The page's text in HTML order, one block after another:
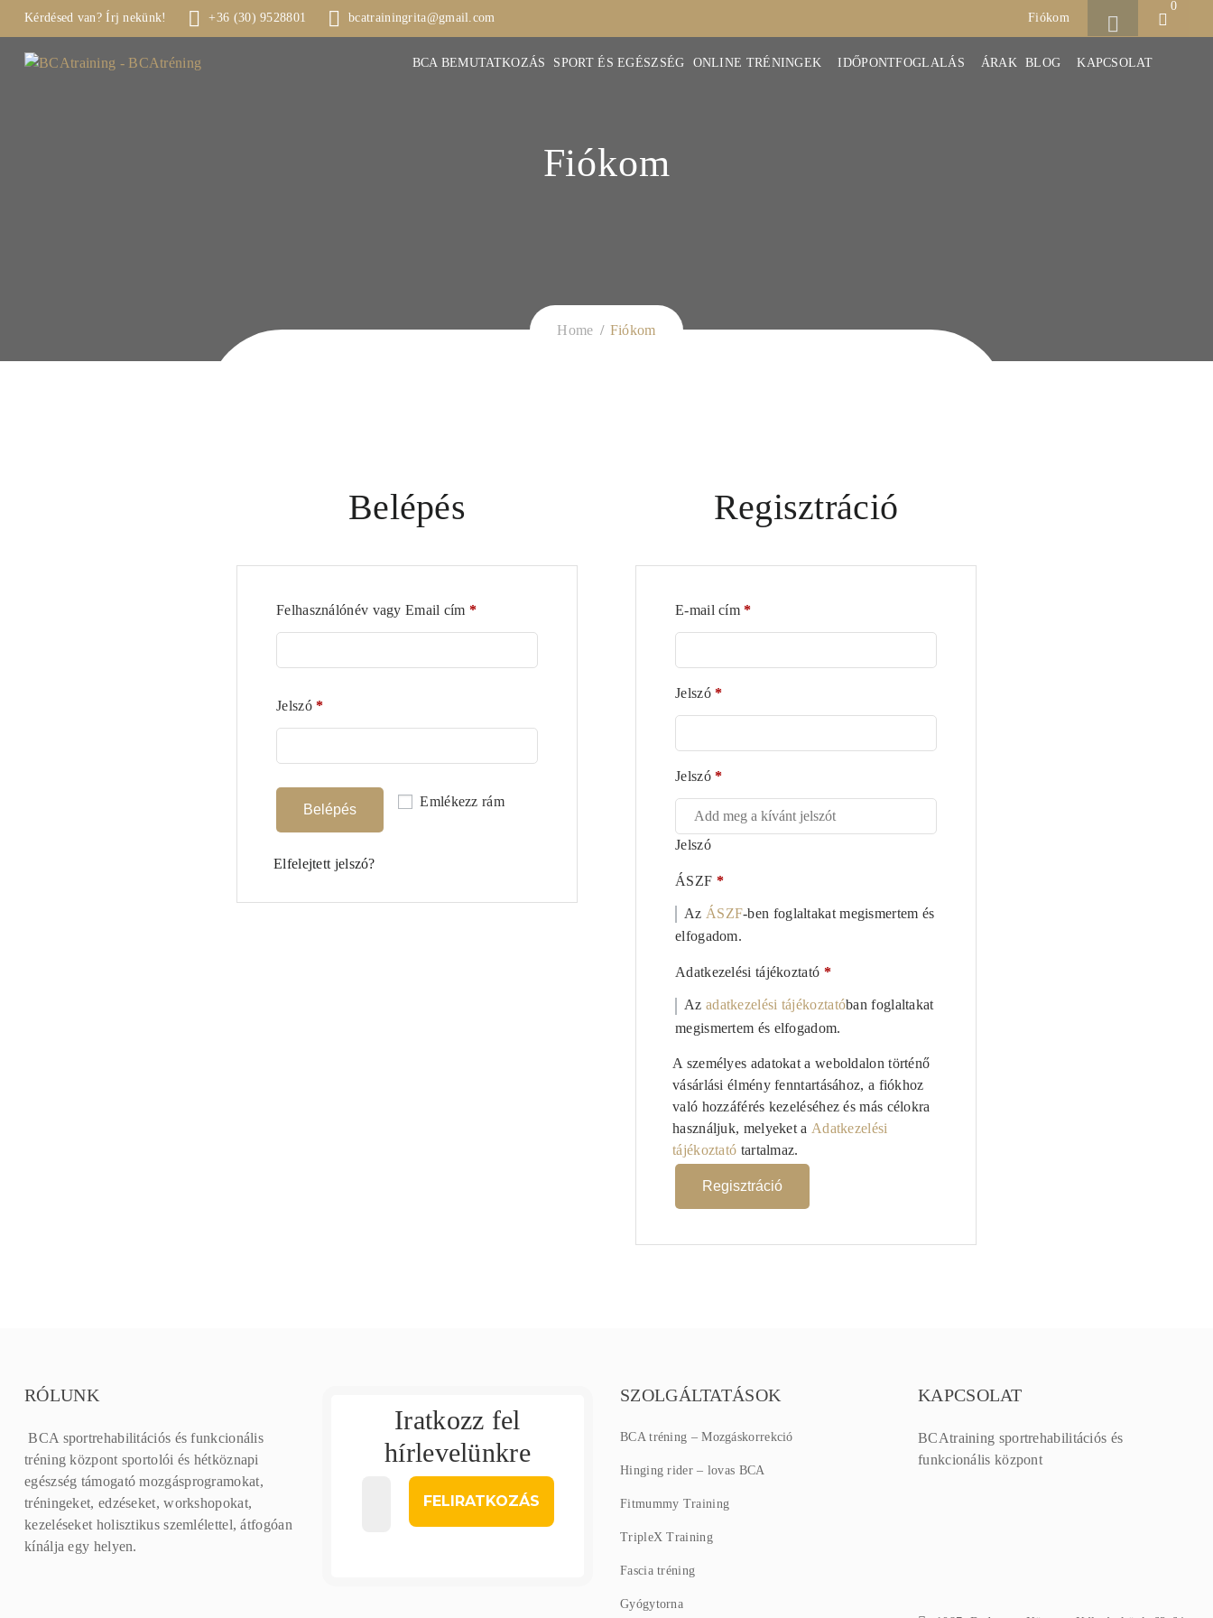
Kérdésed van? Írj nekünk! +36 (30) 9528801 bcatrainingrita@gmail.com Fiókom
0
BCA BEMUTATKOZÁS SPORT ÉS EGÉSZSÉG ONLINE TRÉNINGEK IDŐPONTFOGLALÁS ÁRAK BLOG KAPCSOLAT
Fiókom
Home Fiókom
Belépés
Felhasználónév vagy Email cím *
Jelszó*
Emlékezz rám
Belépés
Elfelejtett jelszó?
Regisztráció
E-mail cím*
Jelszó*
Jelszó*
Jelszó
ÁSZF *
Az ÁSZF-ben foglaltakat megismertem és
elfogadom.
Adatkezelési tájékoztató *
Az adatkezelési tájékoztatóban foglaltakat
megismertem és elfogadom.
A személyes adatokat a weboldalon történő
vásárlási élmény fenntartásához, a fiókhoz
való hozzáférés kezeléséhez és más célokra
használjuk, melyeket a Adatkezelési
tájékoztató tartalmaz.
Regisztráció
RÓLUNK
BCA sportrehabilitációs és funkcionális
tréning központ sportolói és hétköznapi
egészség támogató mozgásprogramokat,
tréningeket, edzéseket, workshopokat,
kezeléseket holisztikus szemlélettel, átfogóan
kínálja egy helyen.
Iratkozz fel
hírlevelünkre
SZOLGÁLTATÁSOK
BCA tréning – Mozgáskorrekció
Hinging rider – lovas BCA
Fitmummy Training
TripleX Training
Fascia tréning
Gyógytorna
KAPCSOLAT
BCAtraining sportrehabilitációs és
funkcionális központ